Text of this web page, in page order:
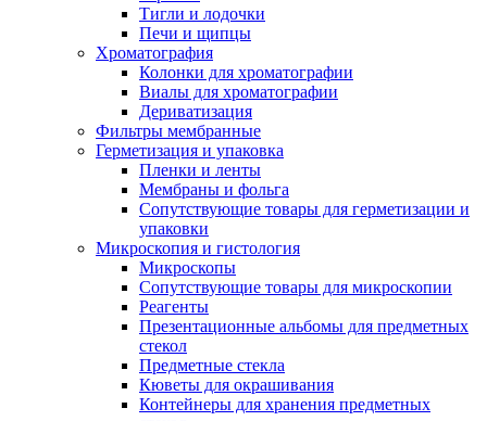
Тигли и лодочки
Печи и щипцы
Хроматография
Колонки для хроматографии
Виалы для хроматографии
Дериватизация
Фильтры мембранные
Герметизация и упаковка
Пленки и ленты
Мембраны и фольга
Сопутствующие товары для герметизации и
упаковки
Микроскопия и гистология
Микроскопы
Сопутствующие товары для микроскопии
Реагенты
Презентационные альбомы для предметных
стекол
Предметные стекла
Кюветы для окрашивания
Контейнеры для хранения предметных